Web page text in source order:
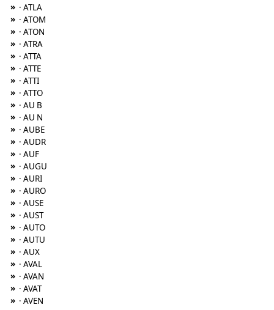
» · ATLA
» · ATOM
» · ATON
» · ATRA
» · ATTA
» · ATTE
» · ATTI
» · ATTO
» · AU B
» · AU N
» · AUBE
» · AUDR
» · AUF
» · AUGU
» · AURI
» · AURO
» · AUSE
» · AUST
» · AUTO
» · AUTU
» · AUX
» · AVAL
» · AVAN
» · AVAT
» · AVEN